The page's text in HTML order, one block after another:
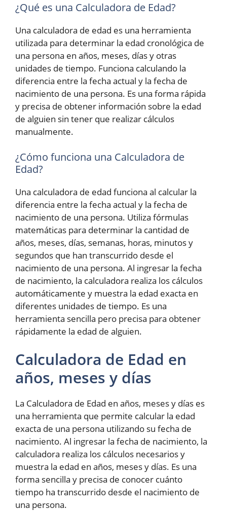
¿Qué es una Calculadora de Edad?
Una calculadora de edad es una herramienta
utilizada para determinar la edad cronológica de
una persona en años, meses, días y otras
unidades de tiempo. Funciona calculando la
diferencia entre la fecha actual y la fecha de
nacimiento de una persona. Es una forma rápida
y precisa de obtener información sobre la edad
de alguien sin tener que realizar cálculos
manualmente.
¿Cómo funciona una Calculadora de
Edad?
Una calculadora de edad funciona al calcular la
diferencia entre la fecha actual y la fecha de
nacimiento de una persona. Utiliza fórmulas
matemáticas para determinar la cantidad de
años, meses, días, semanas, horas, minutos y
segundos que han transcurrido desde el
nacimiento de una persona. Al ingresar la fecha
de nacimiento, la calculadora realiza los cálculos
automáticamente y muestra la edad exacta en
diferentes unidades de tiempo. Es una
herramienta sencilla pero precisa para obtener
rápidamente la edad de alguien.
Calculadora de Edad en
años, meses y días
La Calculadora de Edad en años, meses y días es
una herramienta que permite calcular la edad
exacta de una persona utilizando su fecha de
nacimiento. Al ingresar la fecha de nacimiento, la
calculadora realiza los cálculos necesarios y
muestra la edad en años, meses y días. Es una
forma sencilla y precisa de conocer cuánto
tiempo ha transcurrido desde el nacimiento de
una persona.